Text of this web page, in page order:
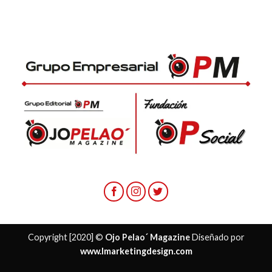
Copyright [2020] © Ojo Pelao´ MagazineDiseñado por
www.lmarketingdesign.com